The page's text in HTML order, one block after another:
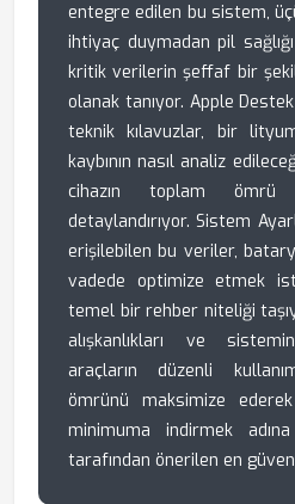
entegre edilen bu sistem,
ihtiyaç duymadan pil
kritik verilerin şeffaf bir
olanak tanıyor. Apple
teknik kılavuzlar, bir
kaybının nasıl analiz
cihazın toplam ömrü
detaylandırıyor. Sistem
erişilebilen bu veriler,
vadede optimize etmek
temel bir rehber niteliği
alışkanlıkları ve
araçların düzenli
ömrünü maksimize
minimuma indirmek
tarafından önerilen en